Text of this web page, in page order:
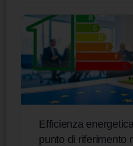
Efficienza
punto di riferimento